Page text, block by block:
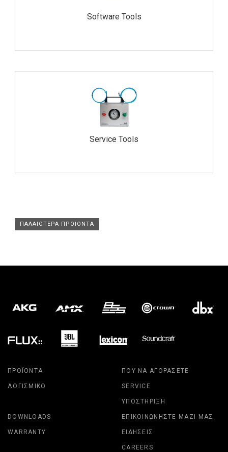
Software Tools
Service Tools
ΠΑΛΑΙΌΤΕΡΑ ΠΡΟΪΌΝΤΑ
ΠΡΟΪΌΝΤΑ
ΛΟΓΙΣΜΙΚΌ
ΠΟΎ ΝΑ ΑΓΟΡΆΣΕΤΕ
SERVICE
ΥΠΟΣΤΉΡΙΞΗ
DOWNLOADS
WARRANTY
ΕΠΙΚΟΙΝΩΝΉΣΤΕ ΜΑΖΊ ΜΑΣ
ΕΙΔΉΣΕΙΣ
CAREERS